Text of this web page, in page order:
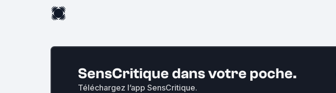
SensCritique dans votre poche.
Téléchargez l’app SensCritique.